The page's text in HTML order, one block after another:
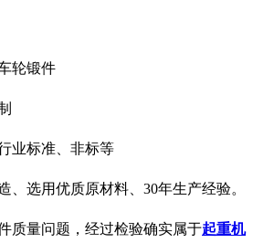
轮锻件
业标准、非标等
、选用优质原材料、30年生产经验。
质量问题，经过检验确实属于起重机